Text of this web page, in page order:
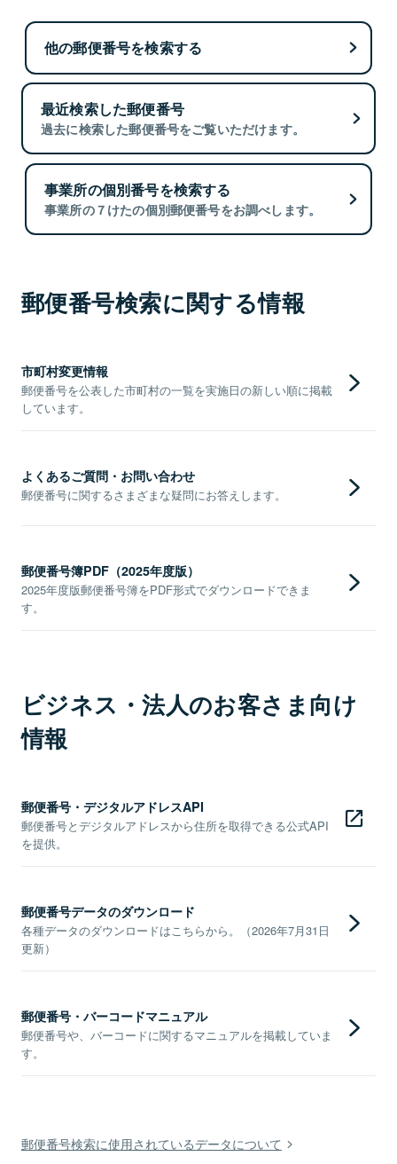
他の郵便番号を検索する
最近検索した郵便番号
過去に検索した郵便番号をご覧いただけます。
事業所の個別番号を検索する
事業所の７けたの個別郵便番号をお調べします。
郵便番号検索に関する情報
市町村変更情報
郵便番号を公表した市町村の一覧を実施日の新しい順に掲載
しています。
よくあるご質問・お問い合わせ
郵便番号に関するさまざまな疑問にお答えします。
郵便番号簿PDF（2025年度版）
2025年度版郵便番号簿をPDF形式でダウンロードできま
す。
ビジネス・法人のお客さま向け
情報
郵便番号・デジタルアドレスAPI
郵便番号とデジタルアドレスから住所を取得できる公式API
を提供。
郵便番号データのダウンロード
各種データのダウンロードはこちらから。（2026年7月31日
更新）
郵便番号・バーコードマニュアル
郵便番号や、バーコードに関するマニュアルを掲載していま
す。
郵便番号検索に使用されているデータについて